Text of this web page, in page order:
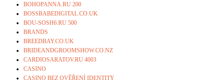
BOHOPANNA.RU 200
BOSSBABEDIGITAL.CO.UK
BOU-SOSH6.RU 500
BRANDS
BREEDBAY.CO.UK
BRIDEANDGROOMSHOW.CO.NZ
CARDIOSARATOV.RU 4003
CASINO
CASINO BEZ OVĚŘENÍ IDENTITY